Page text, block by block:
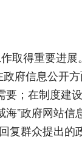
得重要进展
府信息公开
；在制度建
”政府网站
群众提出